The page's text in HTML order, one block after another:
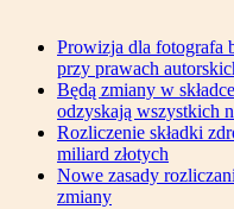
Prowizja dla fotografa
przy prawach
Będą zmiany w
odzyskają wszystkich
Rozliczenie składki
miliard złotych
Nowe zasady
zmiany